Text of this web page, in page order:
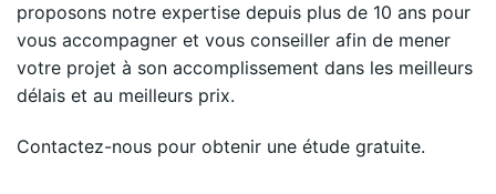
proposons notre expertise depuis plus de 10 ans pour
vous accompagner et vous conseiller afin de mener
votre projet à son accomplissement dans les meilleurs
délais et au meilleurs prix.
Contactez-nous pour obtenir une étude gratuite.